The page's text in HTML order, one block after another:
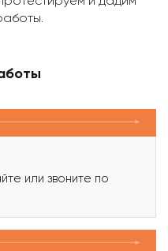
или звоните по